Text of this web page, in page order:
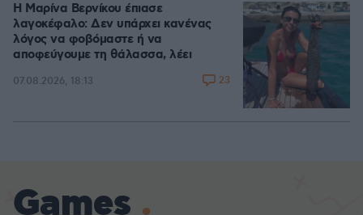
Η Μαρίνα Βερνίκου έπιασε
λαγοκέφαλο: Δεν υπάρχει κανένας
λόγος να φοβόμαστε ή να
αποφεύγουμε τη θάλασσα, λέει
07.08.2026, 18:13 23
Games